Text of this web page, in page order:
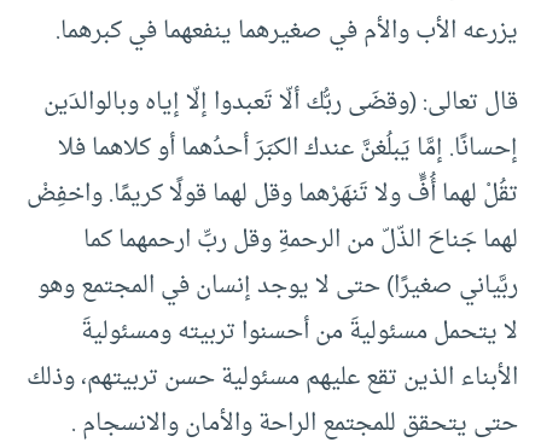
يزرعه الأب والأم في صغيرهما ينفعهما في كبرهما.
قال تعالى: (وقضَى ربُّك ألّا تَعبدوا إلّا إياه وبالوالدَين
إحسانًا. إمَّا يَبلُغنَّ عندك الكبَرَ أحدُهما أو كلاهما فلا
تقُلْ لهما أُفٍّ ولا تَنهَرْهما وقل لهما قولًا كريمًا. واخفِضْ
لهما جَناحَ الذّلّ من الرحمةِ وقل ربِّ ارحمهما كما
ربَّياني صغيرًا) حتى لا يوجد إنسان في المجتمع وهو
لا يتحمل مسئوليةَ من أحسنوا تربيته ومسئوليةَ
الأبناء الذين تقع عليهم مسئولية حسن تربيتهم، وذلك
حتى يتحقق للمجتمع الراحة والأمان والانسجام .